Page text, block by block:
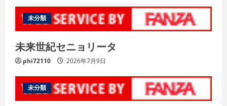
未分類
未来世紀セニョリータ
phi72110 2026年7月9日
未分類